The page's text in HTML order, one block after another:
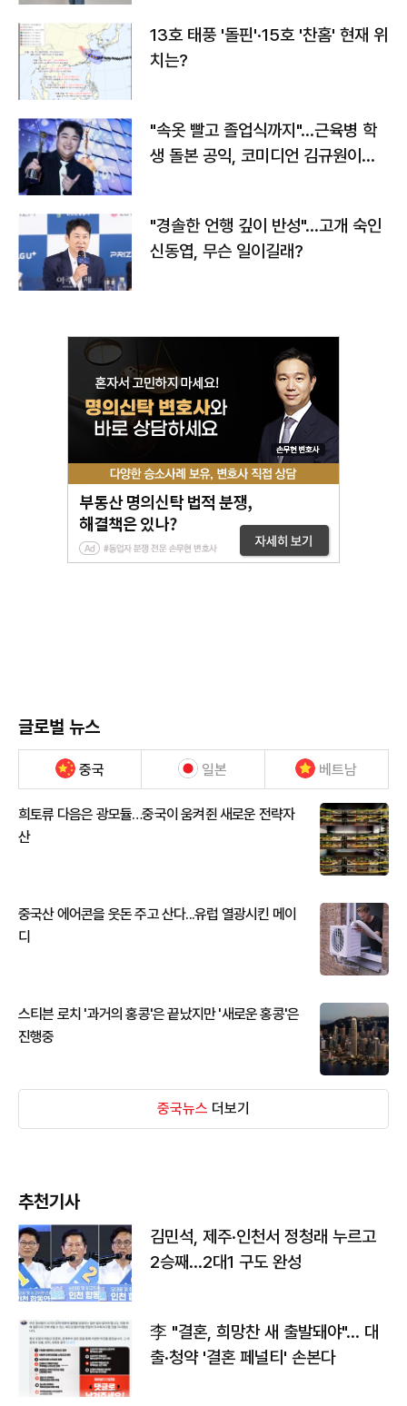
13호 태풍 '돌핀'·15호 '찬홈' 현재 위
치는?
"속옷 빨고 졸업식까지"…근육병 학
생 돌본 공익, 코미디언 김규원이었
"경솔한 언행 깊이 반성"…고개 숙인
신동엽, 무슨 일이길래?
글로벌 뉴스
중국 일본 베트남
희토류 다음은 광모듈…중국이 움켜쥔 새로운 전략자
산
중국산 에어콘을 웃돈 주고 산다...유럽 열광시킨 메이
디
스티븐 로치 '과거의 홍콩'은 끝났지만 '새로운 홍콩'은
진행중
중국뉴스 더보기
추천기사
김민석, 제주·인천서 정청래 누르고
2승째…2대1 구도 완성
李 "결혼, 희망찬 새 출발돼야"… 대
출·청약 '결혼 페널티' 손본다